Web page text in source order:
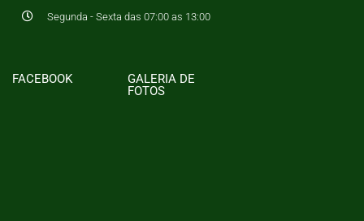
Segunda - Sexta das 07:00 as 13:00
FACEBOOK
GALERIA DE
FOTOS